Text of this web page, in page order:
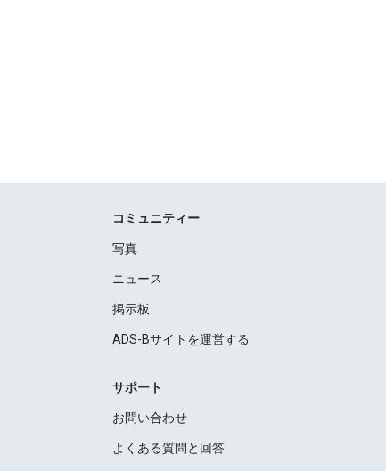
コミュニティー
写真
ニュース
掲示板
ADS-Bサイトを運営する
サポート
お問い合わせ
よくある質問と回答